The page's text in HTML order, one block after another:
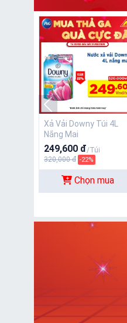
Xả Vải Downy Túi 4L
Nắng Mai
249,600 đ/Túi
320,000 đ -22%
Chọn mua